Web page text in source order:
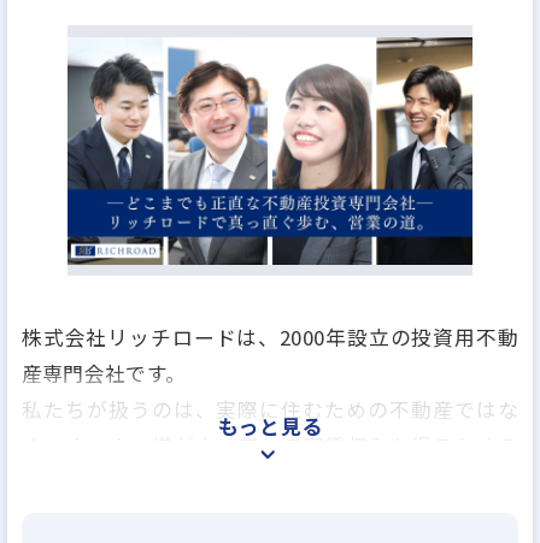
株式会社リッチロードは、2000年設立の投資用不動
産専門会社です。
私たちが扱うのは、実際に住むための不動産ではな
く、オーナー様が人に貸して家賃収入を得るための
もっと見る